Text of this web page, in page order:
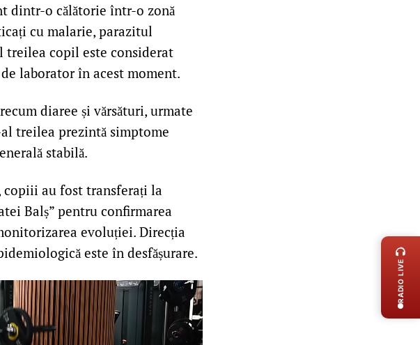
dintr-o călătorie într-o zonă
cu malarie, parazitul
copil este considerat
laborator în acest moment.
diaree și vărsături, urmate
treilea prezintă simptome
stabilă.
au fost transferați la
Balș” pentru confirmarea
evoluției. Direcția
este în desfășurare.
RADIO LIVE